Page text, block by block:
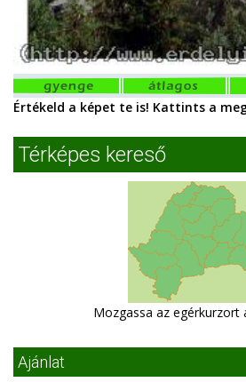
Értékeld a képet te is! Kattints a
Térképes kereső
Mozgassa az egérkurzort
Ajánlat